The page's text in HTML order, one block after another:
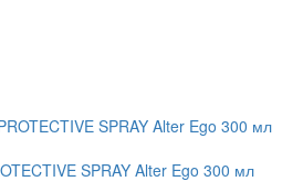
SPRAY Alter Ego 300 мл